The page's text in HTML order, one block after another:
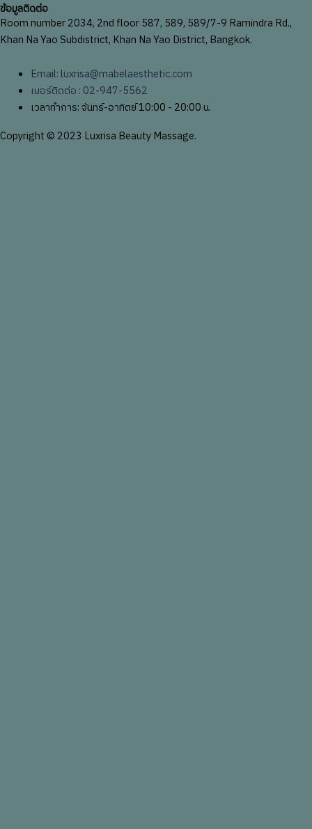
ข้อมูลติดต่อ
Room number 2034, 2nd floor 587, 589, 589/7-9 Ramindra Rd.,
Khan Na Yao Subdistrict, Khan Na Yao District, Bangkok.
Email: luxrisa@mabelaesthetic.com
เบอร์ติดต่อ : 02-947-5562
เวลาทำการ: จันทร์-อาทิตย์ 10:00 - 20:00 น.
Copyright © 2023 Luxrisa Beauty Massage.